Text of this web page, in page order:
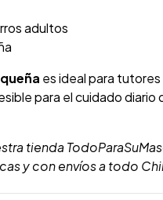
adultos
es ideal para
para el cuidado diario
tienda
y con envíos a todo